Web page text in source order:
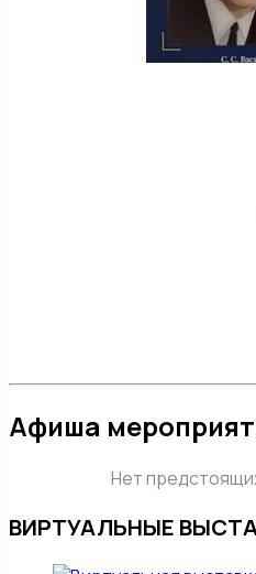
Афиша
Нет
ВИРТУАЛЬНЫЕ